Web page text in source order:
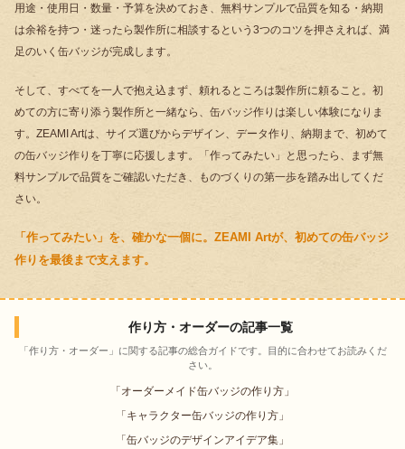
用途・使用日・数量・予算を決めておき、無料サンプルで品質を知る・納期
は余裕を持つ・迷ったら製作所に相談するという3つのコツを押さえれば、満
足のいく缶バッジが完成します。
そして、すべてを一人で抱え込まず、頼れるところは製作所に頼ること。初
めての方に寄り添う製作所と一緒なら、缶バッジ作りは楽しい体験になりま
す。ZEAMI Artは、サイズ選びからデザイン、データ作り、納期まで、初めて
の缶バッジ作りを丁寧に応援します。「作ってみたい」と思ったら、まず無
料サンプルで品質をご確認いただき、ものづくりの第一歩を踏み出してくだ
さい。
「作ってみたい」を、確かな一個に。ZEAMI Artが、初めての缶バッジ
作りを最後まで支えます。
作り方・オーダーの記事一覧
「作り方・オーダー」に関する記事の総合ガイドです。目的に合わせてお読みくだ
さい。
「 オーダーメイド缶バッジの作り方 」
「 キャラクター缶バッジの作り方 」
「 缶バッジのデザインアイデア集 」